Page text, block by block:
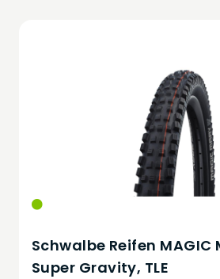
Schwalbe Reifen MAGIC
Super Gravity, TLE